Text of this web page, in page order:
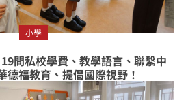
小學
間私校學費、教學語言、聯繫中
德福教育、提倡國際視野！